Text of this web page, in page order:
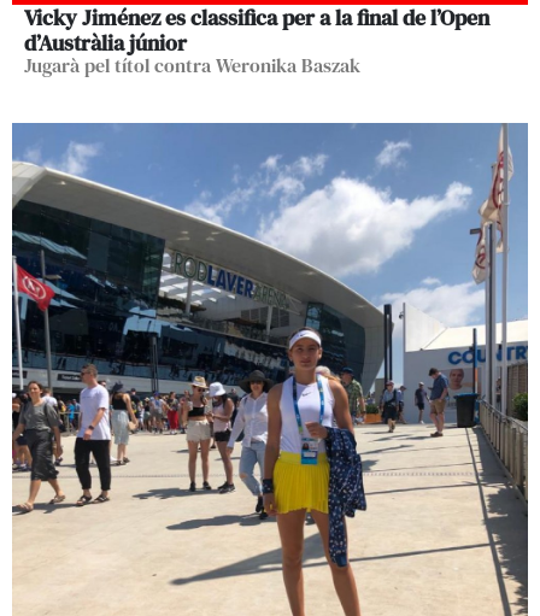
Vicky Jiménez es classifica per a la final de l’Open
d’Austràlia júnior
Jugarà pel títol contra Weronika Baszak